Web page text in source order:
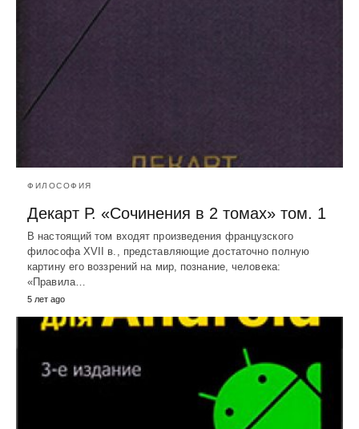
ФИЛОСОФИЯ
Декарт Р. «Сочинения в 2 томах» том. 1
В настоящий том входят произведения французского
философа XVII в., представляющие достаточно полную
картину его воззрений на мир, познание, человека:
«Правила…
5 лет ago